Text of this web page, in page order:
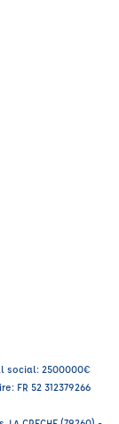
fenêtre)
fenêtre)
(nouvelle
social: 2500000€
FR 52 312379266